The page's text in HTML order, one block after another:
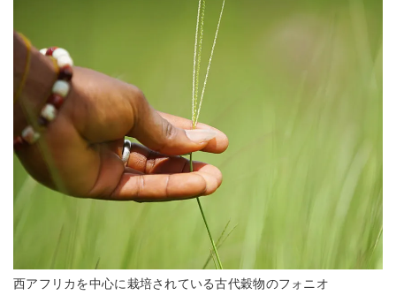
西アフリカを中心に栽培されている古代穀物のフォニオ